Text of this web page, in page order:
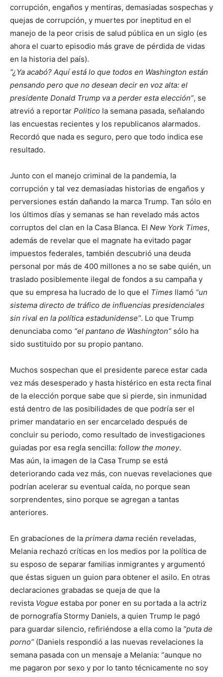
corrupción, engaños y mentiras, demasiadas sospechas y
quejas de corrupción, y muertes por ineptitud en el
manejo de la peor crisis de salud pública en un siglo (es
ahora el cuarto episodio más grave de pérdida de vidas
en la historia del país).
¿Ya acabó? Aquí está lo que todos en Washington están
pensando pero que no desean decir en voz alta: el
presidente Donald Trump va a perder esta elección , se
atrevió a reportar Politico la semana pasada, señalando
las encuestas recientes y los republicanos alarmados.
Recordó que nada es seguro, pero que todo indica ese
resultado.
Junto con el manejo criminal de la pandemia, la
corrupción y tal vez demasiadas historias de engaños y
perversiones están dañando la marca Trump. Tan sólo en
los últimos días y semanas se han revelado más actos
corruptos del clan en la Casa Blanca. El New York Times,
además de revelar que el magnate ha evitado pagar
impuestos federales, también descubrió una deuda
personal por más de 400 millones a no se sabe quién, un
traslado posiblemente ilegal de fondos a su campaña y
que su empresa ha lucrado de lo que el Times llamó un
sistema directo de tráfico de influencias presidenciales
sin rival en la política estadunidense . Lo que Trump
denunciaba como el pantano de Washington
sólo ha
sido sustituido por su propio pantano.
Muchos sospechan que el presidente parece estar cada
vez más desesperado y hasta histérico en esta recta final
de la elección porque sabe que si pierde, sin inmunidad
está dentro de las posibilidades de que podría ser el
primer mandatario en ser encarcelado después de
concluir su periodo, como resultado de investigaciones
guiadas por esa regla sencilla: follow the money.
Mas aún, la imagen de la Casa Trump se está
deteriorando cada vez más, con nuevas revelaciones que
podrían acelerar su eventual caída, no porque sean
sorprendentes, sino porque se agregan a tantas
anteriores.
En grabaciones de la primera dama recién reveladas,
Melania rechazó críticas en los medios por la política de
su esposo de separar familias inmigrantes y argumentó
que éstas siguen un guion para obtener el asilo. En otras
declaraciones grabadas se queja de que la
revista Vogue estaba por poner en su portada a la actriz
de pornografía Stormy Daniels, a quien Trump le pagó
para guardar silencio, refiriéndose a ella como la puta de
porno (Daniels respondió a las nuevas revelaciones la
semana pasada con un mensaje a Melania: “aunque no
me pagaron por sexo y por lo tanto técnicamente no soy